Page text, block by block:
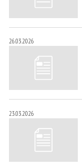
26.03.2026
23.03.2026